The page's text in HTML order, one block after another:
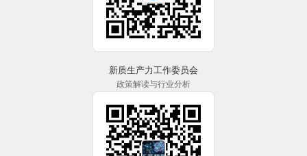
新质生产力工作委员会
政策解读与行业分析